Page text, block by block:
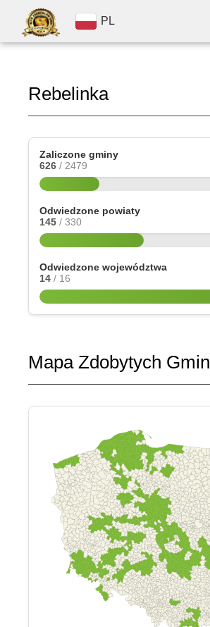
PL
Rebelinka
Zaliczone gminy
626 / 2479
Odwiedzone powiaty
145 / 330
Odwiedzone województwa
14 / 16
Mapa Zdobytych Gmin